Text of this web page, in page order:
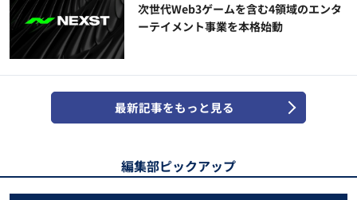
次世代Web3ゲームを含む4領域のエンタ
ーテイメント事業を本格始動
最新記事をもっと見る
編集部ピックアップ